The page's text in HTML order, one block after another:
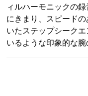
ィルハーモニックの
にきまり、スピード
いたステップシーク
いるような印象的な腕